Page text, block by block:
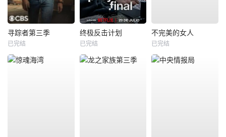
寻踪者第三季
已完结
终极反击计划
已完结
不完美的女人
已完结